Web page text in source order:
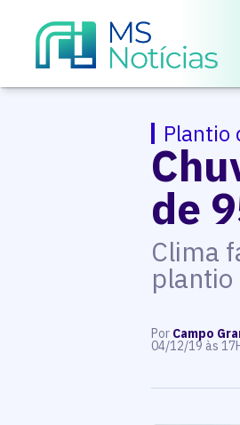
Plantio
de
Clima
Por Campo
04/12/19 às